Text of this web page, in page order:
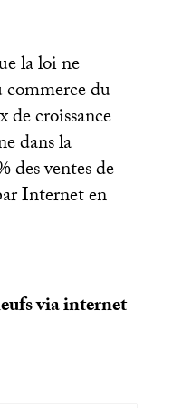
la loi ne
commerce du
de croissance
dans la
des ventes de
Internet en
via internet